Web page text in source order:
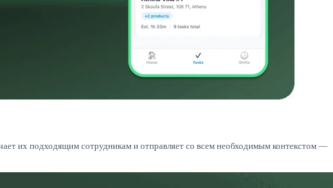
их подходящим сотрудникам и отправляет со всем необходимым контекстом —